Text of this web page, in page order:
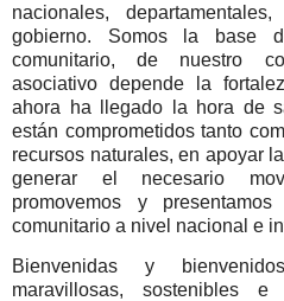
nacionales,
gobierno. Somos la base
comunitario, de nuestro
asociativo depende la
ahora ha llegado la hora de
están comprometidos tanto
recursos naturales, en apoyar
generar el necesario
promovemos y
comunitario a nivel nacional e
Bienvenidas y
maravillosas, sostenibles